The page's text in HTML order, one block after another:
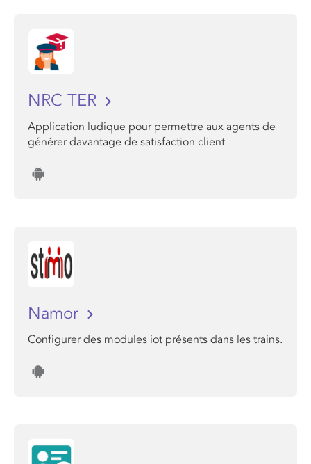
NRC TER
Application ludique pour permettre aux agents de
générer davantage de satisfaction client
Namor
Configurer des modules iot présents dans les trains.